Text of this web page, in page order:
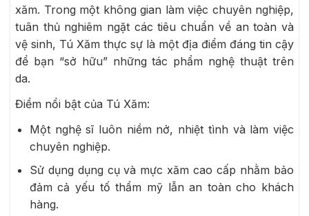
xăm. Trong một không gian làm việc chuyên nghiệp,
tuân thủ nghiêm ngặt các tiêu chuẩn về an toàn và
vệ sinh, Tú Xăm thực sự là một địa điểm đáng tin cậy
để bạn “sở hữu” những tác phẩm nghệ thuật trên
da.
Điểm nổi bật của Tú Xăm:
Một nghệ sĩ luôn niềm nở, nhiệt tình và làm việc
chuyên nghiệp.
Sử dụng dụng cụ và mực xăm cao cấp nhằm bảo
đảm cả yếu tố thẩm mỹ lẫn an toàn cho khách
hàng.